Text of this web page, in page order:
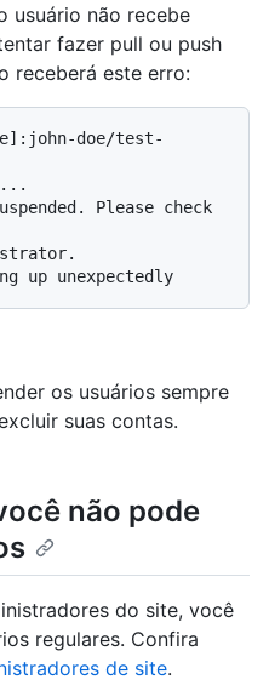
usuário não recebe
fazer pull ou push
receberá este erro:
doe/test-
Please check
os usuários sempre
suas contas.
não pode
do site, você
regulares. Confira
de site.